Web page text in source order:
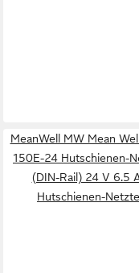
MeanWell MW Mean
150E-24 Hutschienen-
(DIN-Rail) 24 V 6.5
Hutschienen-